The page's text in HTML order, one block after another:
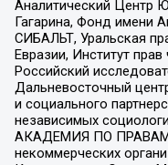
Аналитический Центр
Гагарина, Фонд имени
СИБАЛЬТ, Уральская
Евразии, Институт
Российский
Дальневосточный
и социального
независимых
АКАДЕМИЯ ПО ПРАВАМ
некоммерческих